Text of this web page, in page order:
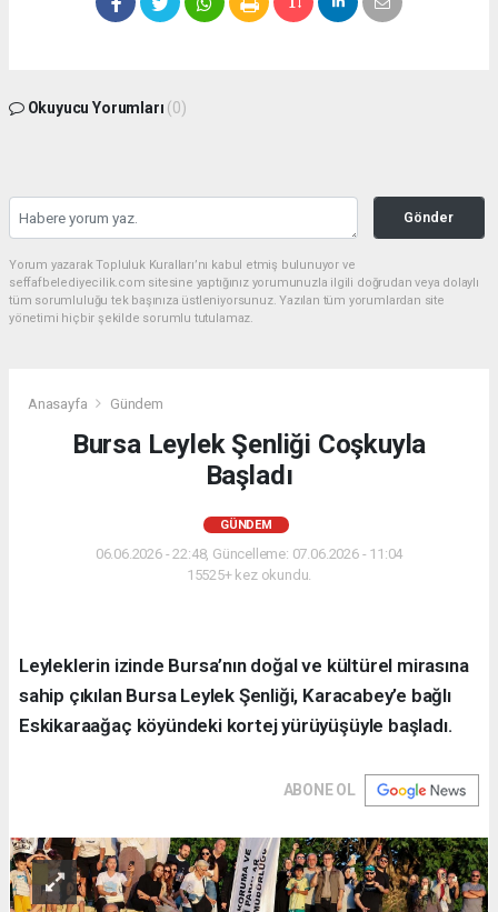
Okuyucu Yorumları (0)
Gönder
Yorum yazarak Topluluk Kuralları’nı kabul etmiş bulunuyor ve
seffafbelediyecilik.com sitesine yaptığınız yorumunuzla ilgili doğrudan veya dolaylı
tüm sorumluluğu tek başınıza üstleniyorsunuz. Yazılan tüm yorumlardan site
yönetimi hiçbir şekilde sorumlu tutulamaz.
Anasayfa Gündem
Bursa Leylek Şenliği Coşkuyla
Başladı
GÜNDEM
06.06.2026 - 22:48, Güncelleme: 07.06.2026 - 11:04
15525+ kez okundu.
Leyleklerin izinde Bursa’nın doğal ve kültürel mirasına
sahip çıkılan Bursa Leylek Şenliği, Karacabey’e bağlı
Eskikaraağaç köyündeki kortej yürüyüşüyle başladı.
ABONE OL